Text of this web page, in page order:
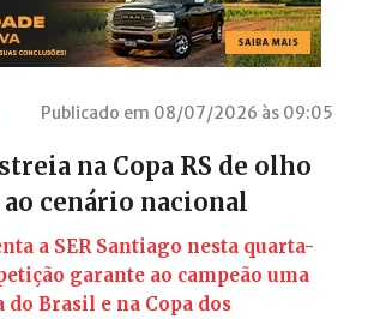
Publicado em 08/07/2026 às 09:05
na Copa RS de olho
cenário nacional
a SER Santiago nesta quarta-
garante ao campeão uma
do Brasil e na Copa dos